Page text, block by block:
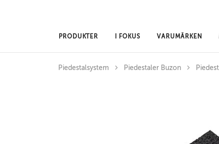
PRODUKTER I FOKUS VARUMÄRKEN
Piedestalsystem Piedestaler Buzon